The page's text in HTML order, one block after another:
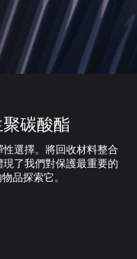
碳酸酯
選擇。將回收材料整合
了我們對保護最重要的
品探索它。